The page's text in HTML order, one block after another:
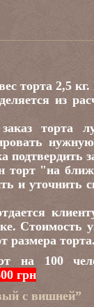
торта 2,5 кг.
из
торта
подтвердить
торт "на
и уточнить
Стоимость
размера торта.
на 100
грн
с вишней”